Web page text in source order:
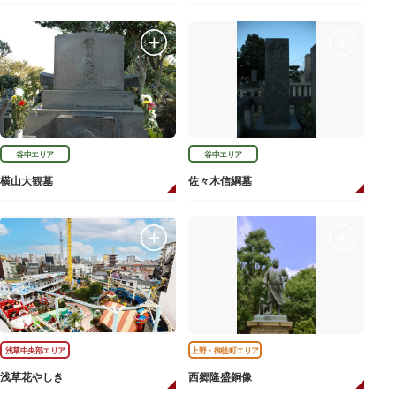
谷中エリア
横山大観墓
谷中エリア
佐々木信綱墓
浅草中央部エリア
浅草花やしき
上野・御徒町エリア
西郷隆盛銅像